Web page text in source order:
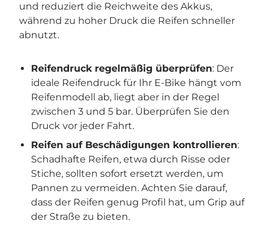
und reduziert die Reichweite des Akkus,
während zu hoher Druck die Reifen schneller
abnutzt.
Reifendruck regelmäßig überprüfen: Der
ideale Reifendruck für Ihr E-Bike hängt vom
Reifenmodell ab, liegt aber in der Regel
zwischen 3 und 5 bar. Überprüfen Sie den
Druck vor jeder Fahrt.
Reifen auf Beschädigungen kontrollieren:
Schadhafte Reifen, etwa durch Risse oder
Stiche, sollten sofort ersetzt werden, um
Pannen zu vermeiden. Achten Sie darauf,
dass der Reifen genug Profil hat, um Grip auf
der Straße zu bieten.